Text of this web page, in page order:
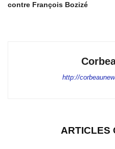
contre François Bozizé
http://
ARTICLES